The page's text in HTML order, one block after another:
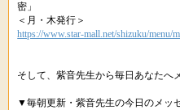
密」
＜月・木発行＞
https://www.star-mall.net/shizuku/menu/
そして、紫音先生から毎日あなたへ
▼毎朝更新・紫音先生の今日のメッ